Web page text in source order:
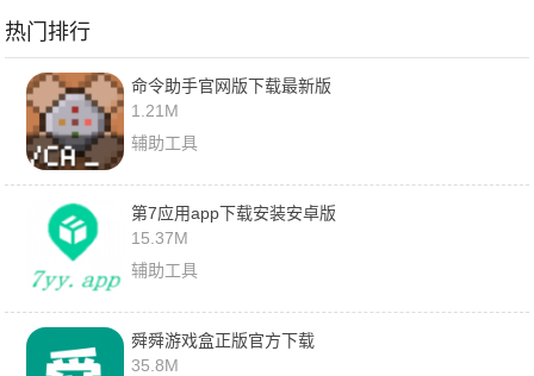
热门排行
命令助手官网版下载最新版
1.21M
辅助工具
第7应用app下载安装安卓版
15.37M
辅助工具
舜舜游戏盒正版官方下载
35.8M